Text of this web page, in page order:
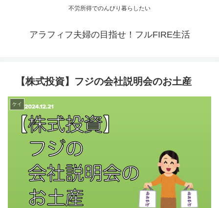
不労所得でのんびり暮らしたい
アラフィフ夫婦の目指せ！フルFIRE生活
【株式投資】フジの会社説明会のお土産
ケイ